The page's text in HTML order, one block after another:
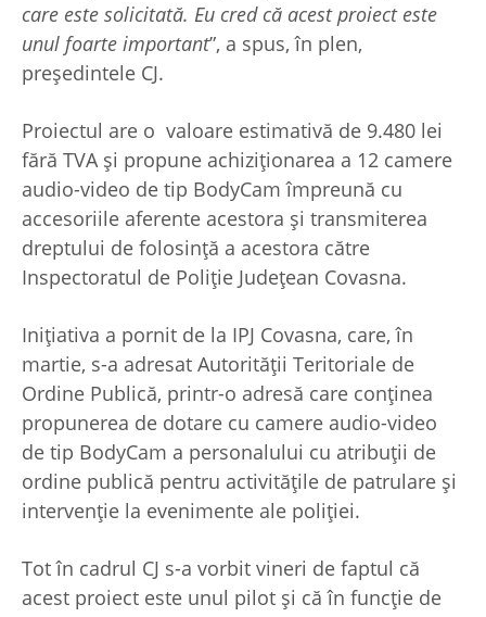
care este solicitată. Eu cred că acest proiect este
unul foarte important”, a spus, în plen,
președintele CJ.
Proiectul are o valoare estimativă de 9.480 lei
fără TVA și propune achiziționarea a 12 camere
audio-video de tip BodyCam împreună cu
accesoriile aferente acestora și transmiterea
dreptului de folosință a acestora către
Inspectoratul de Poliție Județean Covasna.
Inițiativa a pornit de la IPJ Covasna, care, în
martie, s-a adresat Autorității Teritoriale de
Ordine Publică, printr-o adresă care conținea
propunerea de dotare cu camere audio-video
de tip BodyCam a personalului cu atribuții de
ordine publică pentru activitățile de patrulare și
intervenție la evenimente ale poliției.
Tot în cadrul CJ s-a vorbit vineri de faptul că
acest proiect este unul pilot și că în funcție de